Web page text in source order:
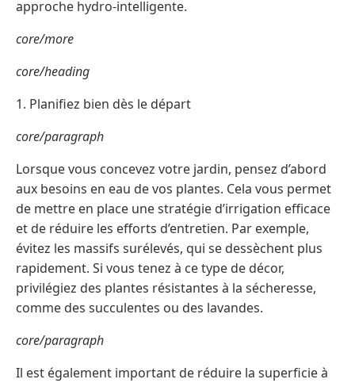
approche hydro-intelligente.
core/more
core/heading
1. Planifiez bien dès le départ
core/paragraph
Lorsque vous concevez votre jardin, pensez d’abord
aux besoins en eau de vos plantes. Cela vous permet
de mettre en place une stratégie d’irrigation efficace
et de réduire les efforts d’entretien. Par exemple,
évitez les massifs surélevés, qui se dessèchent plus
rapidement. Si vous tenez à ce type de décor,
privilégiez des plantes résistantes à la sécheresse,
comme des succulentes ou des lavandes.
core/paragraph
Il est également important de réduire la superficie à